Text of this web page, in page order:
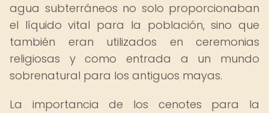
agua subterráneos no solo proporcionaban
el líquido vital para la población, sino que
también eran utilizados en ceremonias
religiosas y como entrada a un mundo
sobrenatural para los antiguos mayas.
La importancia de los cenotes para la